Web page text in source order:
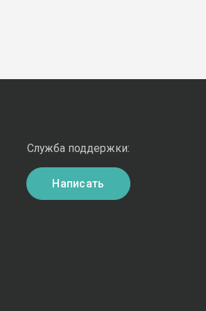
Служба поддержки:
Написать